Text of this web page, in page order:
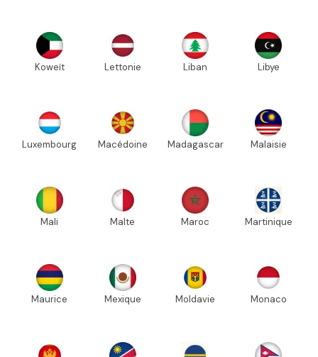
Koweït Lettonie Liban Libye
Luxembourg Macédoine Madagascar Malaisie
Mali Malte Maroc Martinique
Maurice Mexique Moldavie Monaco